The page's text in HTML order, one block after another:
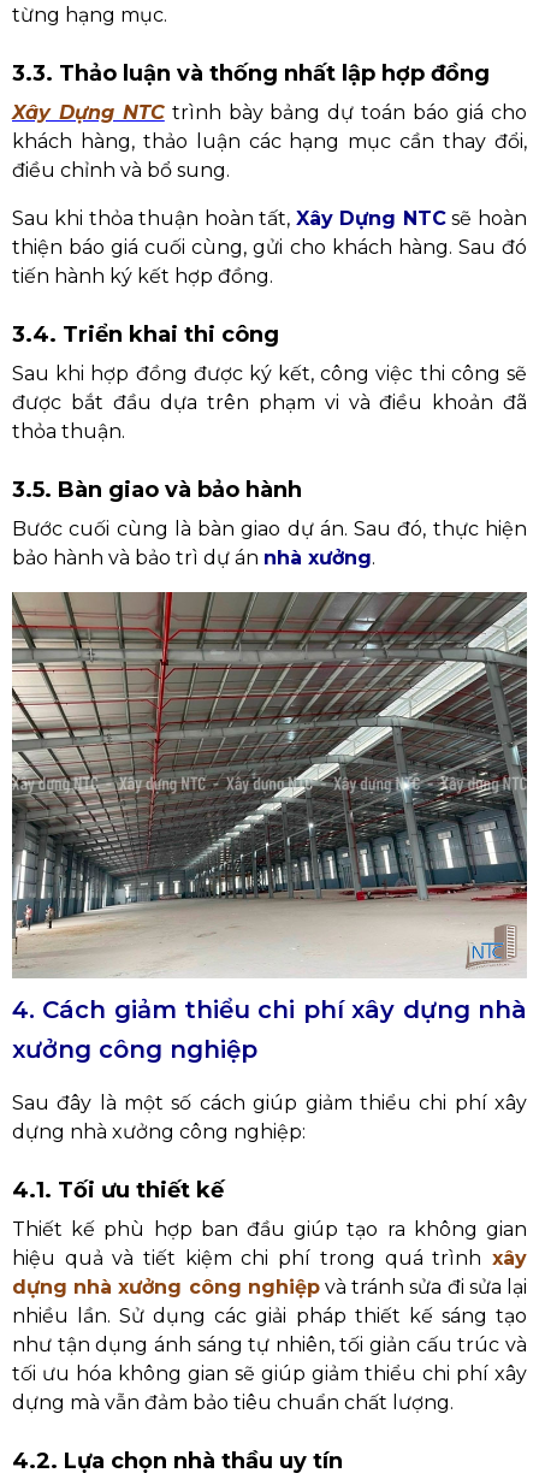
từng hạng mục.
3.3. Thảo luận và thống nhất lập hợp đồng
Xây Dựng NTCtrình bày bảng dự toán báo giá cho
khách hàng, thảo luận các hạng mục cần thay đổi,
điều chỉnh và bổ sung.
Sau khi thỏa thuận hoàn tất, Xây Dựng NTCsẽ hoàn
thiện báo giá cuối cùng, gửi cho khách hàng. Sau đó
tiến hành ký kết hợp đồng.
3.4. Triển khai thi công
Sau khi hợp đồng được ký kết, công việc thi công sẽ
được bắt đầu dựa trên phạm vi và điều khoản đã
thỏa thuận.
3.5. Bàn giao và bảo hành
Bước cuối cùng là bàn giao dự án. Sau đó, thực hiện
bảo hành và bảo trì dự án nhà xưởng.
4. Cách giảm thiểu chi phí xây dựng nhà
xưởng công nghiệp
Sau đây là một số cách giúp giảm thiểu chi phí xây
dựng nhà xưởng công nghiệp:
4.1. Tối ưu thiết kế
Thiết kế phù hợp ban đầu giúp tạo ra không gian
hiệu quả và tiết kiệm chi phí trong quá trình xây
dựng nhà xưởng công nghiệpvà tránh sửa đi sửa lại
nhiều lần. Sử dụng các giải pháp thiết kế sáng tạo
như tận dụng ánh sáng tự nhiên, tối giản cấu trúc và
tối ưu hóa không gian sẽ giúp giảm thiểu chi phí xây
dựng mà vẫn đảm bảo tiêu chuẩn chất lượng.
4.2. Lựa chọn nhà thầu uy tín